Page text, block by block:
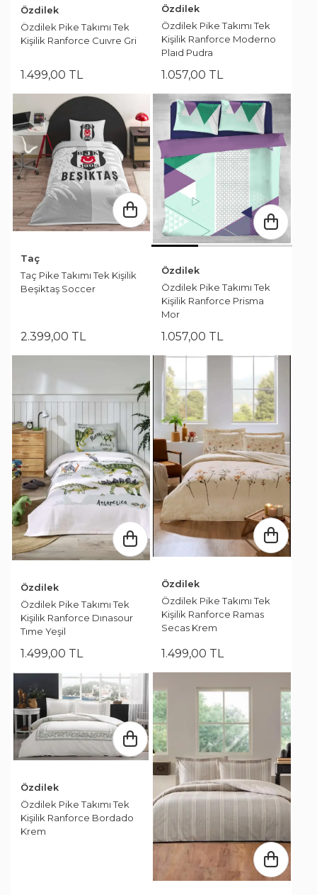
Özdilek
Özdilek Pike Takımı Tek
Kişilik Ranforce Cuıvre Gri
1.499,00 TL
Özdilek
Özdilek Pike Takımı Tek
Kişilik Ranforce Moderno
Plaıd Pudra
1.057,00 TL
Taç
Taç Pike Takımı Tek Kişilik
Beşiktaş Soccer
2.399,00 TL
Özdilek
Özdilek Pike Takımı Tek
Kişilik Ranforce Prisma
Mor
1.057,00 TL
Özdilek
Özdilek Pike Takımı Tek
Kişilik Ranforce Dınasour
Tıme Yeşil
1.499,00 TL
Özdilek
Özdilek Pike Takımı Tek
Kişilik Ranforce Ramas
Secas Krem
1.499,00 TL
Özdilek
Özdilek Pike Takımı Tek
Kişilik Ranforce Bordado
Krem